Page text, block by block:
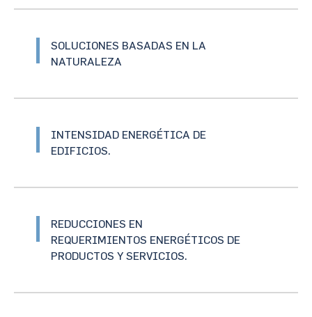
SOLUCIONES BASADAS EN LA
NATURALEZA
INTENSIDAD ENERGÉTICA DE
EDIFICIOS.
REDUCCIONES EN
REQUERIMIENTOS ENERGÉTICOS DE
PRODUCTOS Y SERVICIOS.